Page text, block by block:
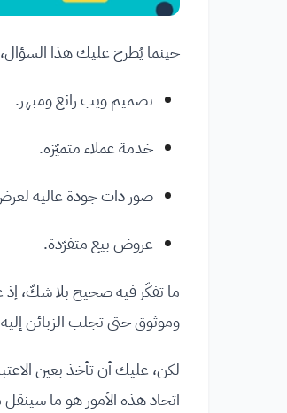
حينما يُطرح عليك هذا
تصميم ويب رائع ومبهر.
خدمة عملاء متميّزة.
صور ذات جودة عالية
عروض بيع متفرّدة.
ما تفكّر فيه صحيح بلا شكّ، إذ
وموثوق حتى تجلب الزبائن
لكن، عليك أن تأخذ بعين
اتحاد هذه الأمور هو ما سينقل مشروعك 10 خطوات إلى الأمام